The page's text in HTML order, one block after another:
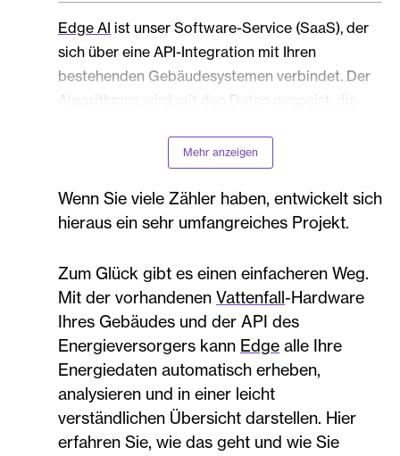
Edge AI ist unser Software-Service (SaaS), der
sich über eine API-Integration mit Ihren
bestehenden Gebäudesystemen verbindet. Der
Algorithmus wird mit den Daten gespeist, die
unterschiedlichsten Situationen gewonnen
werden. Die KI ist außerdem selbstlernend,
indem sie aus Ihrem Gebäude erhobene Daten
ständig hinzufügt.
Mehr anzeigen
Wenn Sie viele Zähler haben, entwickelt sich
hieraus ein sehr umfangreiches Projekt.
Zum Glück gibt es einen einfacheren Weg.
Mit der vorhandenen Vattenfall-Hardware
Ihres Gebäudes und der API des
Energieversorgers kann Edge alle Ihre
Energiedaten automatisch erheben,
analysieren und in einer leicht
verständlichen Übersicht darstellen. Hier
erfahren Sie, wie das geht und wie Sie